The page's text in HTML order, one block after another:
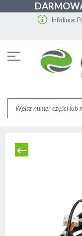
Infolinia:
treści